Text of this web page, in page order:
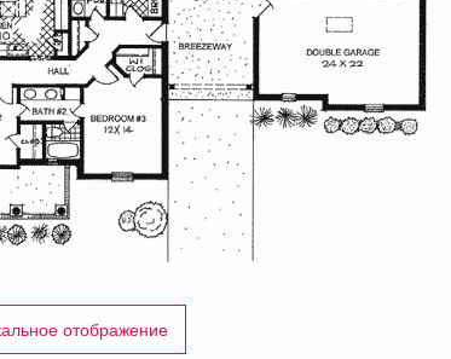
отображение